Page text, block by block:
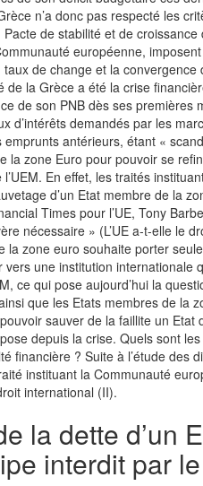
n’a donc pas respecté les
de stabilité et de
européenne,
de change et la
la Grèce a été la crise
de son PNB dès ses premières
d’intérêts demandés par les
antérieurs, étant «
la zone Euro pour pouvoir se
En effet, les traités
d’un Etat membre de la
Times pour l’UE, Tony
nécessaire » (L’UE a-t-elle le
la zone euro souhaite porter
une institution internationale
ce qui pose aujourd’hui la
que les Etats membres de la
sauver de la faillite un
depuis la crise. Quels sont
financière ? Suite à l’étude des
instituant la Communauté
international (II).
la dette d’un
interdit par